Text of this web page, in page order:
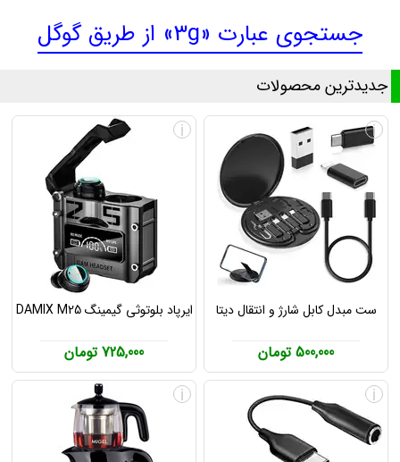
جستجوی عبارت «3g» از طریق گوگل
جدیدترین محصولات
ست مبدل کابل شارژ و انتقال دیتا
500,000 تومان
i
ایرپاد بلوتوثی گیمینگ DAMIX M25
725,000 تومان
i
i
i